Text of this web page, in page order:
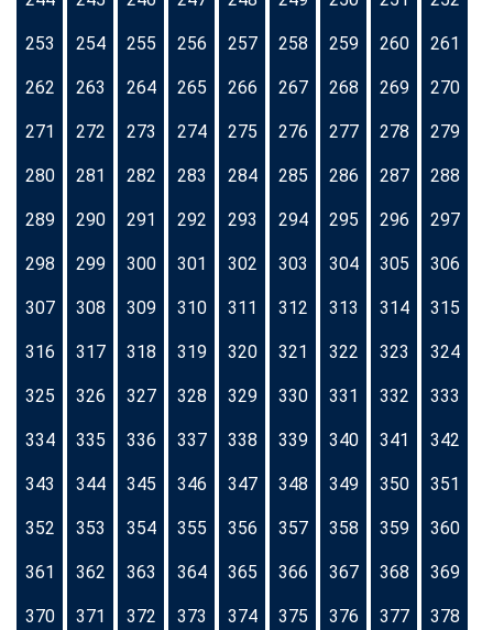
253 254 255 256 257 258 259 260 261
262 263 264 265 266 267 268 269 270
271 272 273 274 275 276 277 278 279
280 281 282 283 284 285 286 287 288
289 290 291 292 293 294 295 296 297
298 299 300 301 302 303 304 305 306
307 308 309 310 311 312 313 314 315
316 317 318 319 320 321 322 323 324
325 326 327 328 329 330 331 332 333
334 335 336 337 338 339 340 341 342
343 344 345 346 347 348 349 350 351
352 353 354 355 356 357 358 359 360
361 362 363 364 365 366 367 368 369
370 371 372 373 374 375 376 377 378